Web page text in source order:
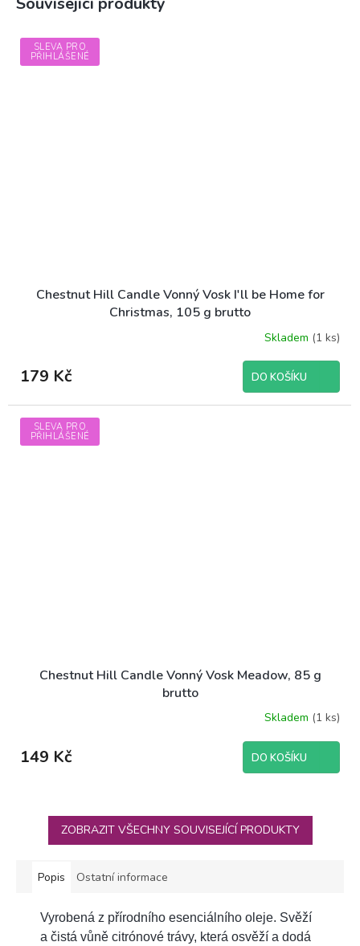
SLEVA PRO
PŘIHLÁŠENÉ
Chestnut Hill Candle Vonný Vosk I'll be Home for
Christmas, 105 g brutto
Skladem (1 ks)
179 Kč DO KOŠÍKU
SLEVA PRO
PŘIHLÁŠENÉ
Chestnut Hill Candle Vonný Vosk Meadow, 85 g
brutto
Skladem (1 ks)
149 Kč DO KOŠÍKU
ZOBRAZIT VŠECHNY SOUVISEJÍCÍ PRODUKTY
Popis Ostatní informace
Vyrobená z přírodního esenciálního oleje. Svěží
a čistá vůně citrónové trávy, která osvěží a dodá